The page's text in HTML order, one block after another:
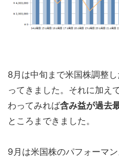
8月は中旬まで米国株調整
ってきました。それに加え
わってみれば含み益が過去
ところまできました。
9月は米国株のパフォーマ